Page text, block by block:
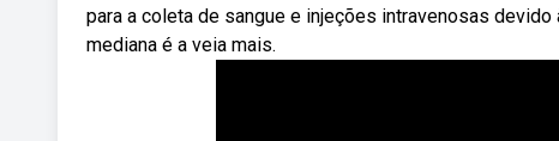
para a coleta de sangue e injeções intravenosas
mediana é a veia mais.